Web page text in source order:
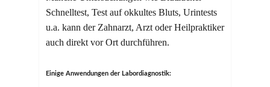
Schnelltest, Test auf okkultes Bluts, Urintests
u.a. kann der Zahnarzt, Arzt oder Heilpraktiker
auch direkt vor Ort durchführen.
Einige Anwendungen der Labordiagnostik: